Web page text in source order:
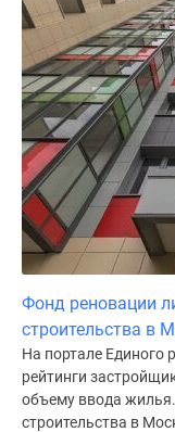
Фонд реновации
строительства в
На портале Единого
рейтинги
объему ввода
строительства в